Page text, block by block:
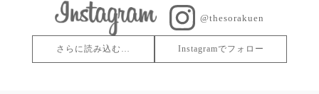
@thesorakuen
さらに読み込む… Instagramでフォロー